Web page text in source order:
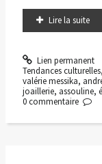
Lire la suite
Lien permanent
Tendances culturelles,
valérie messika,
joaillerie, assouline,
0 commentaire